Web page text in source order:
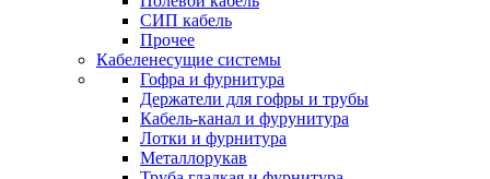
СИП кабель
Прочее
Кабеленесущие системы
Гофра и фурнитура
Держатели для гофры и трубы
Кабель-канал и фурунитура
Лотки и фурнитура
Металлорукав